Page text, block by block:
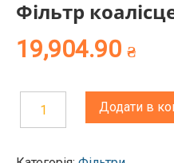
Фільтр
19,904.90 ₴
Фільтр
Додати в